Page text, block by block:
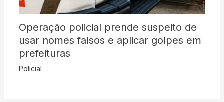
Operação policial prende suspeito de
usar nomes falsos e aplicar golpes em
prefeituras
Policial